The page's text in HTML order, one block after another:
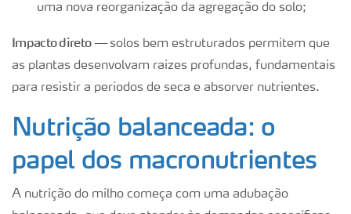
uma nova reorganização da agregação do solo;
Impacto direto —solos bem estruturados permitem que
as plantas desenvolvam raízes profundas, fundamentais
para resistir a períodos de seca e absorver nutrientes.
Nutrição balanceada: o
papel dos macronutrientes
A nutrição do milho começa com uma adubação